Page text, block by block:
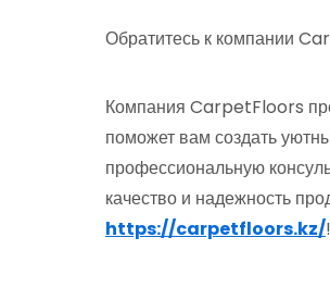
Обратитесь к компании
Компания CarpetFloors
поможет вам создать
профессиональную
качество и надежность
https://carpetfloors.kz/!